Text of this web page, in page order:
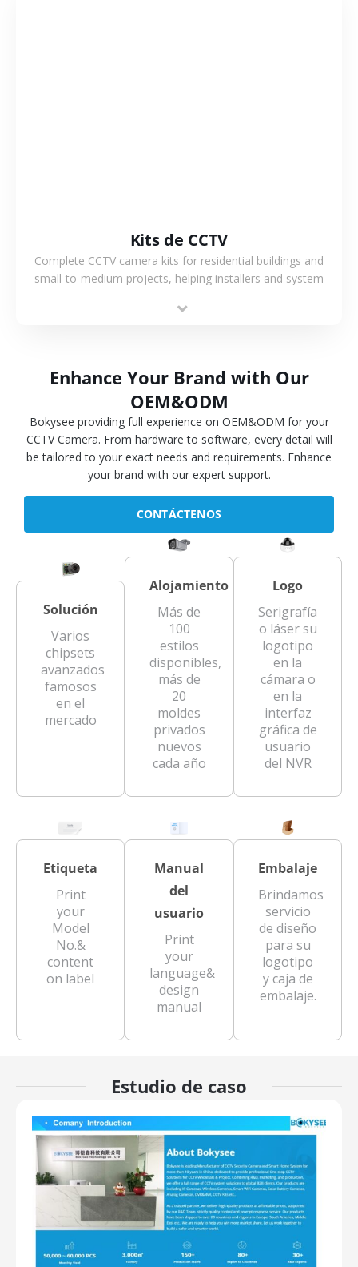
Kits de CCTV
Complete CCTV camera kits for residential buildings and
small-to-medium projects, helping installers and system
Enhance Your Brand with Our
OEM&ODM
Bokysee providing full experience on OEM&ODM for your
CCTV Camera. From hardware to software, every detail will
be tailored to your exact needs and requirements. Enhance
your brand with our expert support.
CONTÁCTENOS
Solución
Varios
chipsets
avanzados
famosos
en el
mercado
Alojamiento
Más de
100
estilos
disponibles,
más de
20
moldes
privados
nuevos
cada año
Logo
Serigrafía
o láser su
logotipo
en la
cámara o
en la
interfaz
gráfica de
usuario
del NVR
Etiqueta
Print
your
Model
No.&
content
on label
Manual
del
usuario
Print
your
language&
design
manual
Embalaje
Brindamos
servicio
de diseño
para su
logotipo
y caja de
embalaje.
Estudio de caso